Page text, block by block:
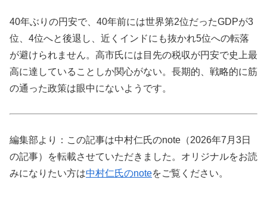
40年ぶりの円安で、40年前には世界第2位だったGDPが3
位、4位へと後退し、近くインドにも抜かれ5位への転落
が避けられません。高市氏には目先の税収が円安で史上最
高に達していることしか関心がない。長期的、戦略的に筋
の通った政策は眼中にないようです。
編集部より：この記事は中村仁氏のnote（2026年7月3日
の記事）を転載させていただきました。オリジナルをお読
みになりたい方は中村仁氏のnoteをご覧ください。